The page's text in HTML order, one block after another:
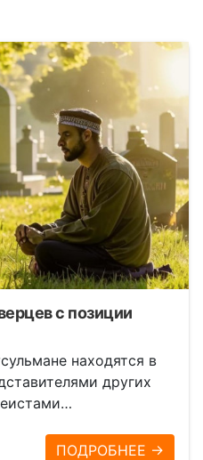
с позиции
находятся в
других
ПОДРОБНЕЕ →